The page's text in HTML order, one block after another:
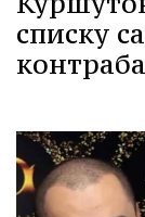
списку